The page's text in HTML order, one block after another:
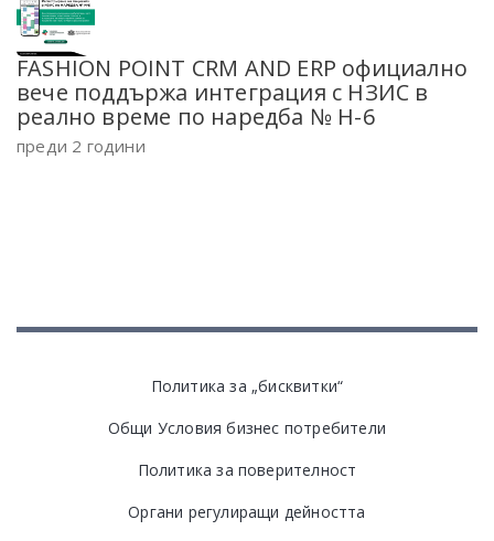
FASHION POINT CRM AND ERP официално
вече поддържа интеграция с НЗИС в
реално време по наредба № Н-6
преди 2 години
Политика за „бисквитки“
Общи Условия бизнес потребители
Политика за поверителност
Органи регулиращи дейността